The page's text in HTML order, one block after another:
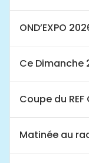
OND’EXPO
Ce Dimanche
Coupe du
Matinée au